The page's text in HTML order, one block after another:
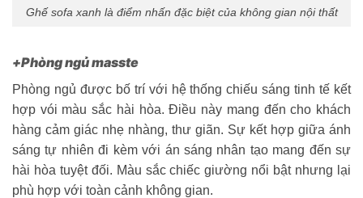
Ghế sofa xanh là điểm nhấn đặc biệt của không gian nội thất
+Phòng ngủ masste
Phòng ngủ được bố trí với hệ thống chiếu sáng tinh tế kết
hợp vói màu sắc hài hòa. Điều này mang đến cho khách
hàng cảm giác nhẹ nhàng, thư giãn. Sự kết hợp giữa ánh
sáng tự nhiên đi kèm với án sáng nhân tạo mang đến sự
hài hòa tuyệt đối. Màu sắc chiếc giường nổi bật nhưng lại
phù hợp với toàn cảnh không gian.